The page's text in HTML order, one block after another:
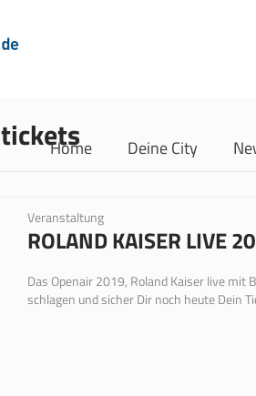
Home Deine City
tickets
Veranstaltung
ROLAND KAISER LIVE
Das Openair 2019, Roland Kaiser live mit
schlagen und sicher Dir noch heute Dein